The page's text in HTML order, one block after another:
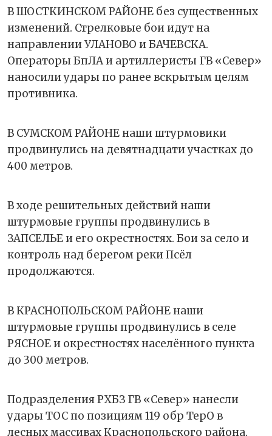
В ШОСТКИНСКОМ РАЙОНЕ без существенных
изменений. Стрелковые бои идут на
направлении УЛАНОВО и БАЧЕВСКА.
Операторы БпЛА и артиллеристы ГВ «Север»
наносили удары по ранее вскрытым целям
противника.
В СУМСКОМ РАЙОНЕ наши штурмовики
продвинулись на девятнадцати участках до
400 метров.
В ходе решительных действий наши
штурмовые группы продвинулись в
ЗАПСЕЛЬЕ и его окрестностях. Бои за село и
контроль над берегом реки Псёл
продолжаются.
В КРАСНОПОЛЬСКОМ РАЙОНЕ наши
штурмовые группы продвинулись в селе
РЯСНОЕ и окрестностях населённого пункта
до 300 метров.
Подразделения РХБЗ ГВ «Север» нанесли
удары ТОС по позициям 119 обр ТерО в
лесных массивах Краснопольского района.